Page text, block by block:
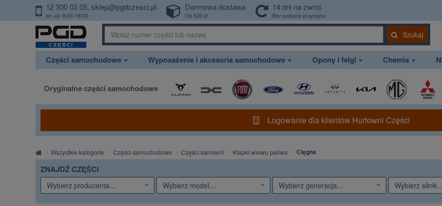
PrzejdzDoTresci
12 300 03 05 sklep@pgdczesci.pl
pn.-pt. 8:00-16:00
Darmowa dostawa
Od 500 zł
14 dni na zwrot
Bez podania przyczyny
Szukaj
Części samochodowe Wyposażenie i akcesoria samochodowe Opony i felgi Chemia
Oryginalne części samochodowe
Logowanie dla klientów Hurtowni Części
Strona
główna
Wszystkie kategorie Części samochodowe Części karoserii Klapki wlewu paliwa Cięgna
ZNAJDŹ CZĘŚCI
Wybierz producenta... Wybierz model... Wybierz generacja... Wybierz silnik...